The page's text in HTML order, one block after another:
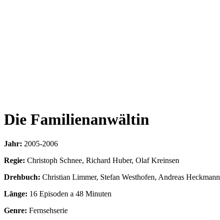
Die Familienanwältin
Jahr: 2005-2006
Regie: Christoph Schnee, Richard Huber, Olaf Kreinsen
Drehbuch: Christian Limmer, Stefan Westhofen, Andreas
Länge: 16 Episoden a 48 Minuten
Genre: Fernsehserie